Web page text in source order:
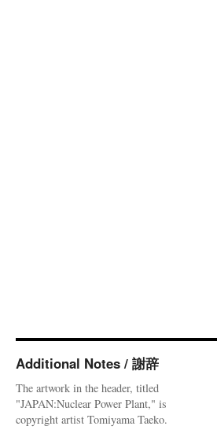
Additional Notes / 謝辞
The artwork in the header, titled
"JAPAN:Nuclear Power Plant," is
copyright artist Tomiyama Taeko.